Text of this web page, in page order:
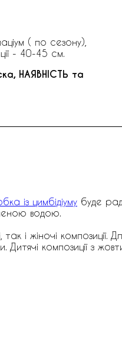
( по сезону),
- 40-45 см.
НАЯВНІСТЬ та
із цимбідіуму буде
водою.
і жіночі композиції.
Дитячі композиції з